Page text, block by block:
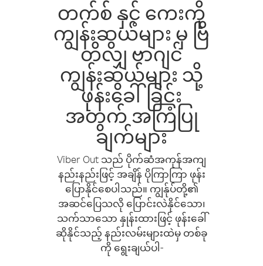
တက်စ် နှင့် ကေးကို
ကျွန်းဆွယ်များ မှ ဗြိ
တိလျှ ဗာဂျင်
ကျွန်းဆွယ်များ သို့
ဖုန်းခေါ်ခြင်း
အတွက် အကြံပြု
ချက်များ
Viber Out သည် ပိုက်ဆံအကုန်အကျ
နည်းနည်းဖြင့် အချိန် ပိုကြာကြာ ဖုန်း
ပြောနိုင်စေပါသည်။ ကျွန်ုပ်တို့၏
အဆင်ပြေသလို ပြောင်းလဲနိုင်သော၊
သက်သာသော နှုန်းထားဖြင့် ဖုန်းခေါ်
ဆိုနိုင်သည့် နည်းလမ်းများထဲမှ တစ်ခု
ကို ရွေးချယ်ပါ-